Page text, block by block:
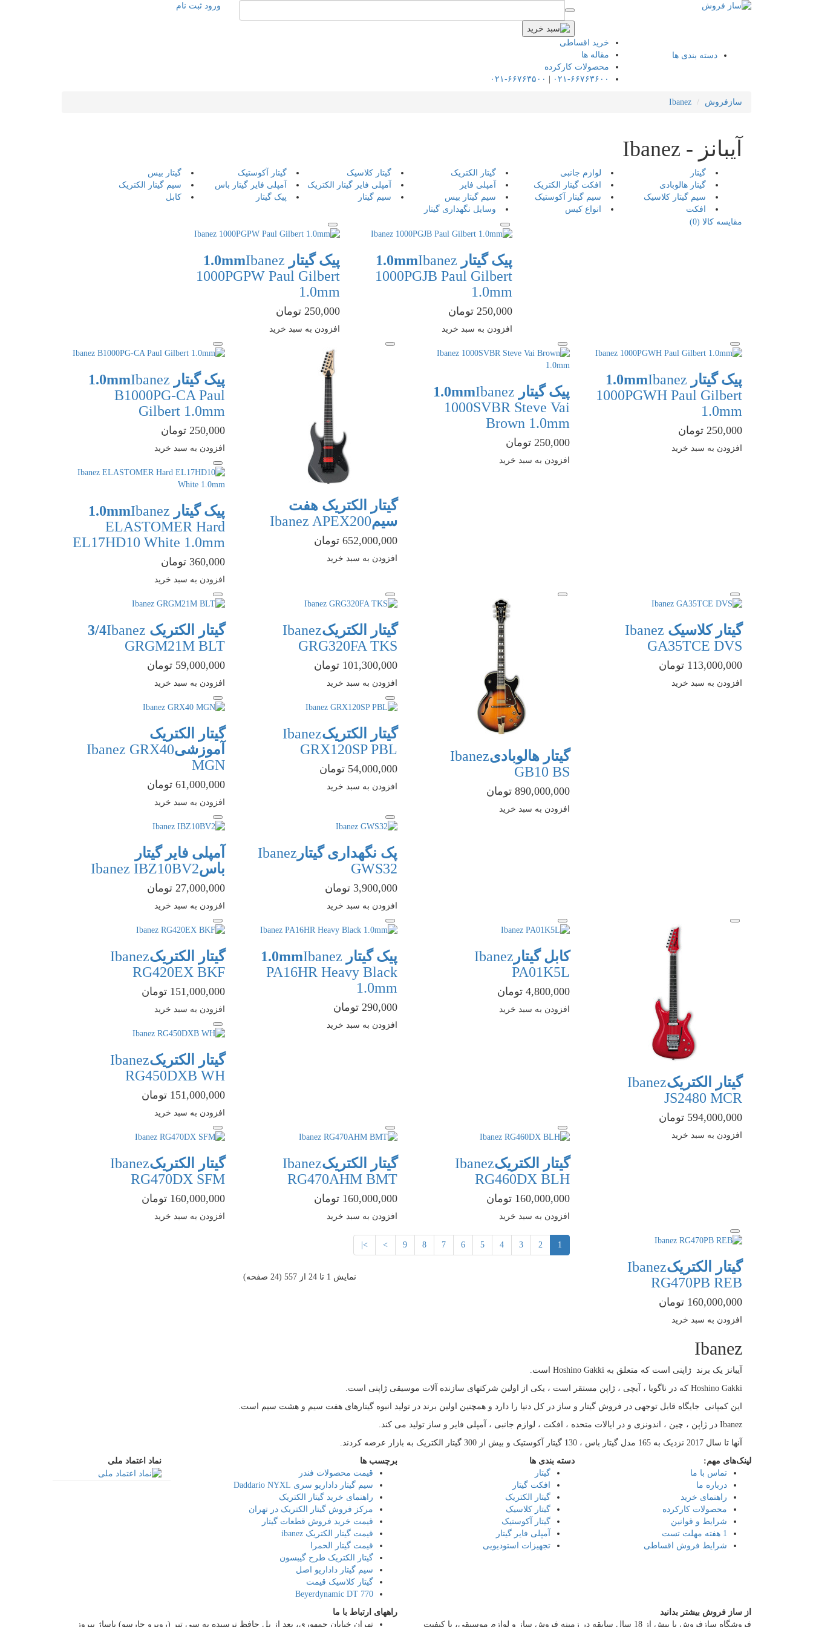
ورود ثبت نام
دسته بندی ها
خرید اقساطی
مقاله ها
محصولات کارکرده
۰۲۱-۶۶۷۶۳۶۰۰
۰۲۱-۶۶۷۶۳۵۰۰
سازفروش Ibanez
آیبانز - Ibanez
گیتار لوازم جانبی گیتار الکتریک گیتار کلاسیک گیتار آکوستیک
گیتار بیس
گیتار هالوبادی
افکت گیتار الکتریک آمپلی فایر آمپلی فایر گیتار الکتریک آمپلی فایر گیتار باس
سیم گیتار الکتریک
سیم گیتار کلاسیک
سیم گیتار آکوستیک سیم گیتار بیس سیم گیتار پیک گیتار
کابل
افکت
انواع کیس
وسایل نگهداری گیتار
مقایسه کالا (0)
پیک گیتار 1.0mm Ibanez
1000PGJB Paul Gilbert
1.0mm
250,000 تومان
افزودن به سبد خرید
پیک گیتار 1.0mm Ibanez
1000PGPW Paul Gilbert
1.0mm
250,000 تومان
افزودن به سبد خرید
پیک گیتار 1.0mm Ibanez
1000PGWH Paul Gilbert
1.0mm
250,000 تومان
افزودن به سبد خرید
پیک گیتار 1.0mm Ibanez
1000SVBR Steve Vai
Brown 1.0mm
250,000 تومان
افزودن به سبد خرید
گیتار الکتریک هفت
سیمIbanez APEX200
652,000,000 تومان
افزودن به سبد خرید
پیک گیتار 1.0mm Ibanez
B1000PG-CA Paul
Gilbert 1.0mm
250,000 تومان
افزودن به سبد خرید
پیک گیتار 1.0mm Ibanez
ELASTOMER Hard
EL17HD10 White 1.0mm
360,000 تومان
افزودن به سبد خرید
گیتار کلاسیک Ibanez
GA35TCE DVS
113,000,000 تومان
افزودن به سبد خرید
گیتار هالوبادیIbanez
GB10 BS
890,000,000 تومان
افزودن به سبد خرید
گیتار الکتریکIbanez
GRG320FA TKS
101,300,000 تومان
افزودن به سبد خرید
گیتار الکتریک 3/4 Ibanez
GRGM21M BLT
59,000,000 تومان
افزودن به سبد خرید
گیتار الکتریکIbanez
GRX120SP PBL
54,000,000 تومان
افزودن به سبد خرید
گیتار الکتریک
آموزشیIbanez GRX40
MGN
61,000,000 تومان
افزودن به سبد خرید
پک نگهداری گیتار Ibanez
GWS32
3,900,000 تومان
افزودن به سبد خرید
آمپلی فایر گیتار
باسIbanez IBZ10BV2
27,000,000 تومان
افزودن به سبد خرید
گیتار الکتریکIbanez
JS2480 MCR
594,000,000 تومان
افزودن به سبد خرید
کابل گیتار Ibanez
PA01K5L
4,800,000 تومان
افزودن به سبد خرید
پیک گیتار 1.0mm Ibanez
PA16HR Heavy Black
1.0mm
290,000 تومان
افزودن به سبد خرید
گیتار الکتریکIbanez
RG420EX BKF
151,000,000 تومان
افزودن به سبد خرید
گیتار الکتریکIbanez
RG450DXB WH
151,000,000 تومان
افزودن به سبد خرید
گیتار الکتریکIbanez
RG460DX BLH
160,000,000 تومان
افزودن به سبد خرید
گیتار الکتریکIbanez
RG470AHM BMT
160,000,000 تومان
افزودن به سبد خرید
گیتار الکتریکIbanez
RG470DX SFM
160,000,000 تومان
افزودن به سبد خرید
گیتار الکتریکIbanez
RG470PB REB
160,000,000 تومان
افزودن به سبد خرید
1
2
3
4
5
6
7
8
9
>
>|
نمايش 1 تا 24 از 557 (24 صفحه)
Ibanez
آیبانز یک برند ژاپنی است که متعلق به Hoshino Gakki است.
Hoshino Gakki که در ناگویا ، آیچی ، ژاپن مستقر است ، یکی از اولین شرکتهای سازنده آلات موسیقی ژاپنی است.
این کمپانی جایگاه قابل توجهی در فروش گیتار و ساز در کل دنیا را دارد و همچنین اولین برند در تولید انبوه گیتارهای هفت سیم و هشت سیم است.
Ibanez در ژاپن ، چین ، اندونزی و در ایالات متحده ، افکت ، لوازم جانبی ، آمپلی فایر و ساز تولید می کند.
آنها تا سال 2017 نزدیک به 165 مدل گیتار باس ، 130 گیتار آکوستیک و بیش از 300 گیتار الکتریک به بازار عرضه کردند.
لینک‌های مهم:
تماس با ما
درباره ما
راهنمای خرید
محصولات کارکرده
شرایط و قوانین
1 هفته مهلت تست
شرایط فروش اقساطی
دسته بندی ها
گیتار
افکت گیتار
گیتار الکتریک
گیتار کلاسیک
گیتار آکوستیک
آمپلی فایر گیتار
تجهیزات استودیویی
برچسب ها
قیمت محصولات فندر
سیم گیتار داداریو سری Daddario NYXL
راهنمای خرید گیتار الکتریک
مرکز فروش گیتار الکتریک در تهران
قیمت خرید فروش قطعات گیتار
قیمت گیتار الکتریک ibanez
قیمت گیتار الحمرا
گیتار الکتریک طرح گیبسون
سیم گیتار داداریو اصل
گیتار کلاسیک قیمت
Beyerdynamic DT 770
نماد اعتماد ملی
از ساز فروش بیشتر بدانید
فروشگاه سازفروش با بیش از 18 سال سابقه در زمینه فروش ساز و لوازم موسیقی، با کیفیت
راههای ارتباط با ما
تهران خیابان جمهوری، بعد از پل حافظ نرسیده به سی تیر (روبرو چارسو) پاساژ پیروز